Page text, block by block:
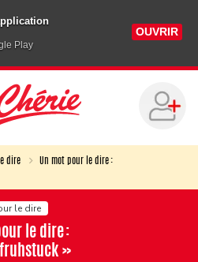
Play
OUVRIR
dire
Un mot pour le dire :
le dire
le dire :
»